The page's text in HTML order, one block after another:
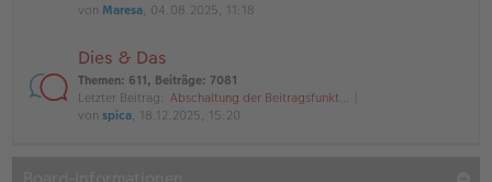
von Maresa, 04.08.2025, 11:18
Dies & Das
Themen: 611, Beiträge: 7081
Letzter Beitrag: Abschaltung der Beitragsfunkt…
von spica, 18.12.2025, 15:20